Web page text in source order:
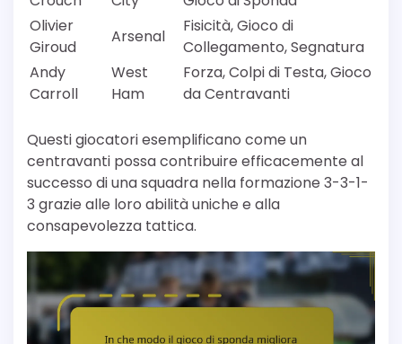
Olivier
Giroud
Arsenal
Fisicità, Gioco di
Collegamento, Segnatura
Andy
Carroll
West
Ham
Forza, Colpi di Testa, Gioco
da Centravanti
Questi giocatori esemplificano come un
centravanti possa contribuire efficacemente al
successo di una squadra nella formazione 3-3-1-
3 grazie alle loro abilità uniche e alla
consapevolezza tattica.